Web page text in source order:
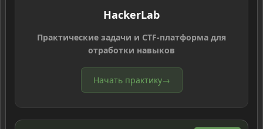
HackerLab
Практические задачи и CTF-платформа для
отработки навыков
Начать практику→